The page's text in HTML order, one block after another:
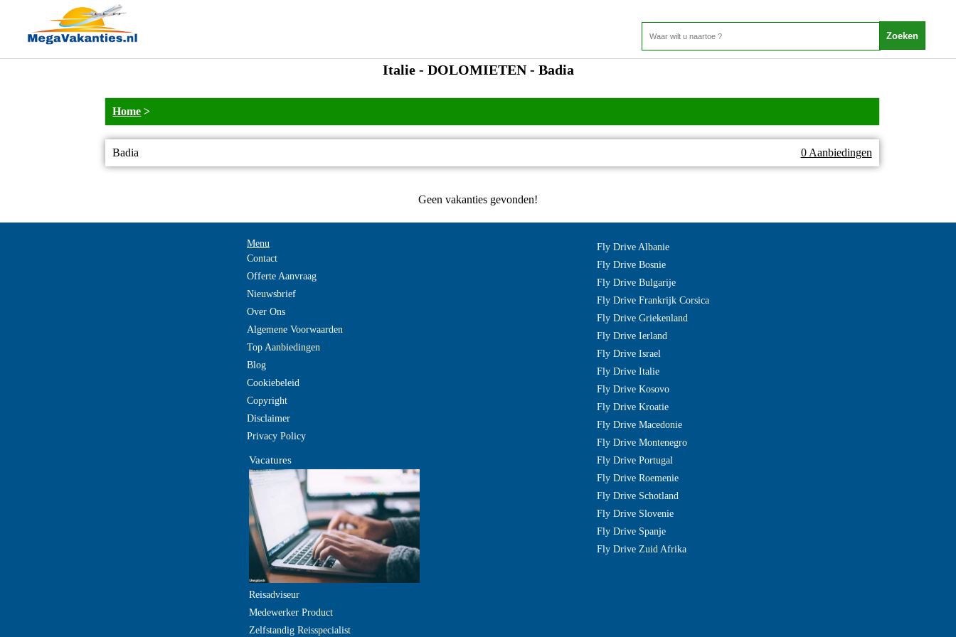
Italie - DOLOMIETEN - Badia
Home >
Badia 0 Aanbiedingen
Geen vakanties gevonden!
Menu
Contact
Offerte Aanvraag
Nieuwsbrief
Over Ons
Algemene Voorwaarden
Top Aanbiedingen
Blog
Cookiebeleid
Copyright
Disclaimer
Privacy Policy
Vacatures
Reisadviseur
Medewerker Product
Zelfstandig Reisspecialist
Fly Drive Albanie
Fly Drive Bosnie
Fly Drive Bulgarije
Fly Drive Frankrijk Corsica
Fly Drive Griekenland
Fly Drive Ierland
Fly Drive Israel
Fly Drive Italie
Fly Drive Kosovo
Fly Drive Kroatie
Fly Drive Macedonie
Fly Drive Montenegro
Fly Drive Portugal
Fly Drive Roemenie
Fly Drive Schotland
Fly Drive Slovenie
Fly Drive Spanje
Fly Drive Zuid Afrika